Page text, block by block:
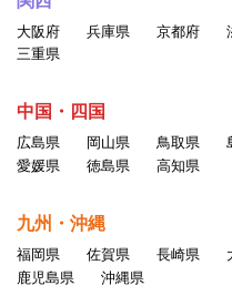
・当サービスに関わる記載
製、アップロード、掲示、
・同じアカウントを複数人で
・その他公序良俗、一般常
断した行為
めたしかるべき処置をとるも
します。
大阪府 兵庫県 京都府
三重県
中国・四国
広島県 岡山県 鳥取県
愛媛県
徳島県 高知県
九州・沖縄
福岡県 佐賀県 長崎県
鹿児島県
沖縄県